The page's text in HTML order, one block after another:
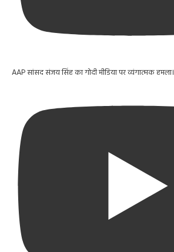
AAP सांसद संजय सिंह का गोदी मीडिया पर व्यंगात्मक हमला।